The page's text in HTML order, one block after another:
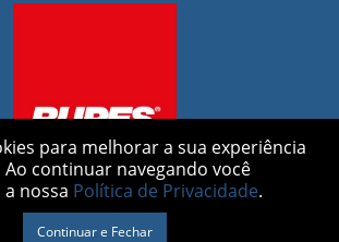
Azul © 2026 |
para melhorar a sua experiência
Ao continuar navegando você
nossa Política de Privacidade.
Continuar e Fechar